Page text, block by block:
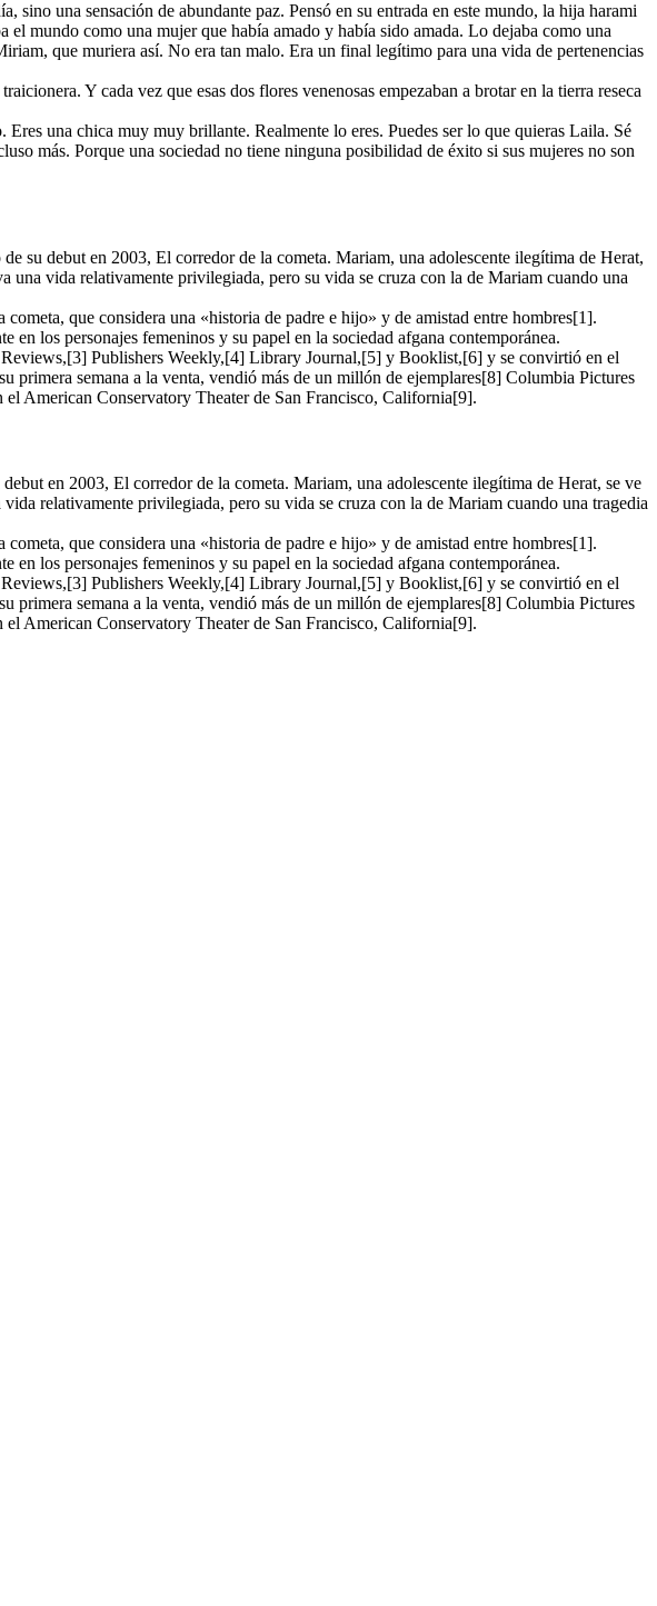
una sensación de abundante paz. Pensó en su entrada en este mundo, la hija harami
mundo como una mujer que había amado y había sido amada. Lo dejaba como una
que muriera así. No era tan malo. Era un final legítimo para una vida de pertenencias
Y cada vez que esas dos flores venenosas empezaban a brotar en la tierra reseca
una chica muy muy brillante. Realmente lo eres. Puedes ser lo que quieras Laila. Sé
más. Porque una sociedad no tiene ninguna posibilidad de éxito si sus mujeres no son
su debut en 2003, El corredor de la cometa. Mariam, una adolescente ilegítima de Herat,
una vida relativamente privilegiada, pero su vida se cruza con la de Mariam cuando una
que considera una «historia de padre e hijo» y de amistad entre hombres[1].
los personajes femeninos y su papel en la sociedad afgana contemporánea.
Publishers Weekly,[4] Library Journal,[5] y Booklist,[6] y se convirtió en el
primera semana a la venta, vendió más de un millón de ejemplares[8] Columbia Pictures
American Conservatory Theater de San Francisco, California[9].
en 2003, El corredor de la cometa. Mariam, una adolescente ilegítima de Herat, se ve
relativamente privilegiada, pero su vida se cruza con la de Mariam cuando una tragedia
que considera una «historia de padre e hijo» y de amistad entre hombres[1].
los personajes femeninos y su papel en la sociedad afgana contemporánea.
Publishers Weekly,[4] Library Journal,[5] y Booklist,[6] y se convirtió en el
primera semana a la venta, vendió más de un millón de ejemplares[8] Columbia Pictures
American Conservatory Theater de San Francisco, California[9].